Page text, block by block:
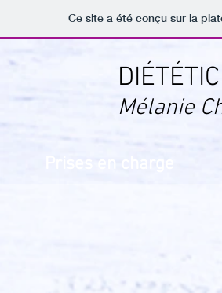
Ce site a été conçu sur la
Mélanie